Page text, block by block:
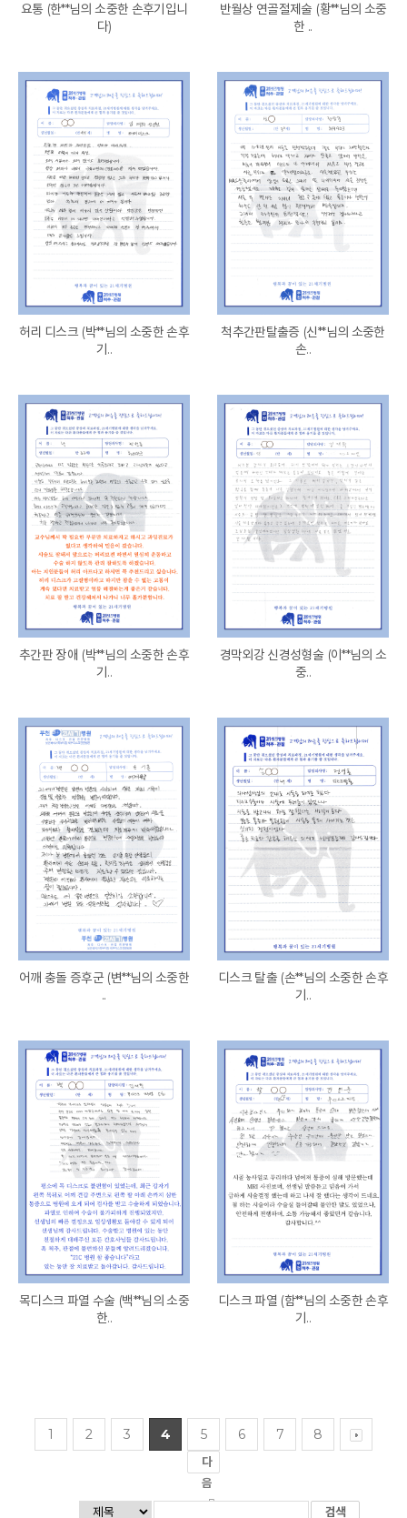
요통 (한**님의 소중한 손후기입니
다)
반월상 연골절제술 (황**님의 소중
한 ..
허리 디스크 (박**님의 소중한 손후
기..
척추간판탈출증 (신**님의 소중한
손..
추간판 장애 (박**님의 소중한 손후
기..
경막외강 신경성형술 (이**님의 소
중..
어깨 충돌 증후군 (변**님의 소중한
..
디스크 탈출 (손**님의 소중한 손후
기..
목디스크 파열 수술 (백**님의 소중
한..
디스크 파열 (함**님의 소중한 손후
기..
1 2 3 4 5 6 7 8
다
음